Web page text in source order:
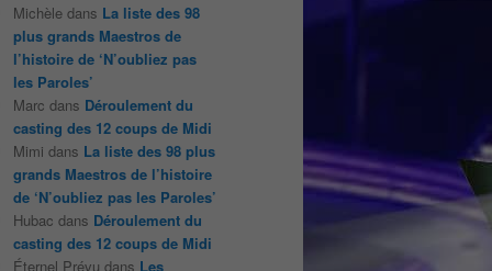
Michèle dans La liste des 98
plus grands Maestros de
l’histoire de ‘N’oubliez pas
les Paroles’
Marc dans Déroulement du
casting des 12 coups de Midi
Mimi dans La liste des 98 plus
grands Maestros de l’histoire
de ‘N’oubliez pas les Paroles’
Hubac dans Déroulement du
casting des 12 coups de Midi
Éternel Prévu dans Les